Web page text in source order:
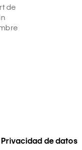
de
Privacidad de datos